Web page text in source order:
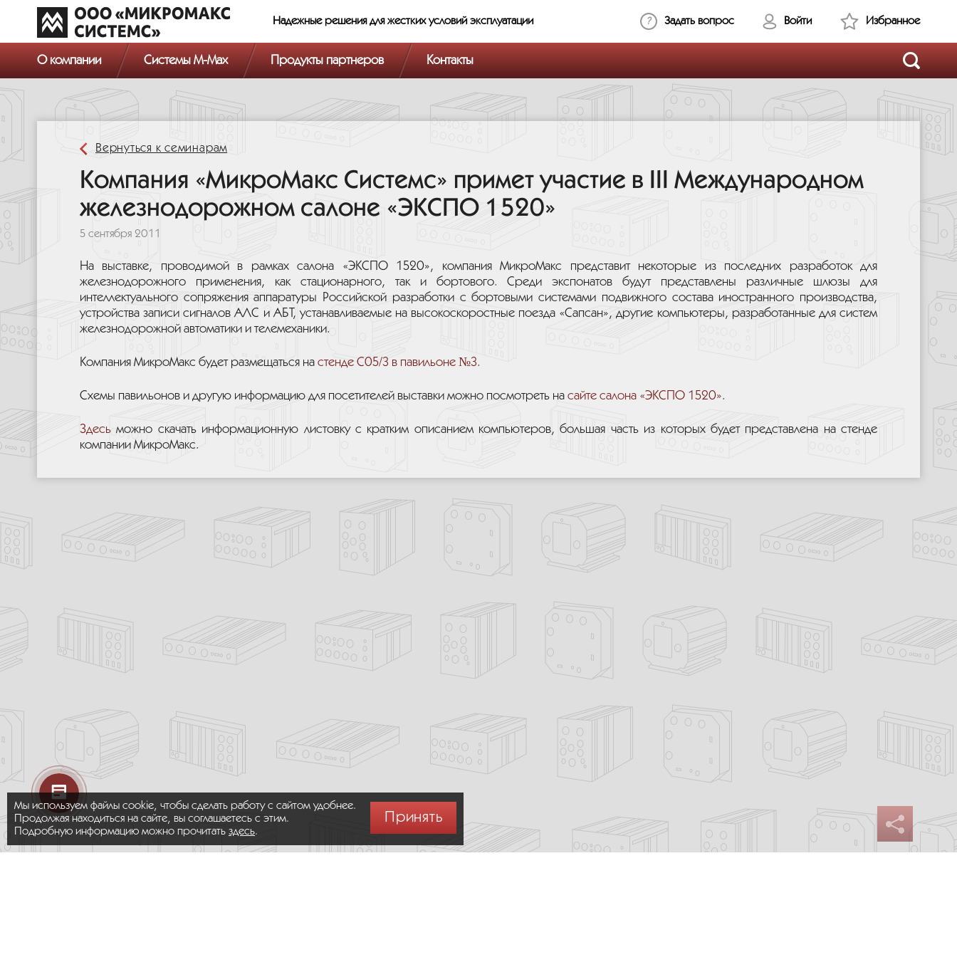
Компания «МикроМакс Системс» примет участие в крупнейшем железнодорожном событии - III Международном железнодорожном салоне «ЭКСПО 1520», который пройдет в подмосковном
городе Щербинка на территории Экспериментального кольца ВНИИЖТ с 7 по 10 сентября 2011 года.
">
Надежные решения для жестких условий эксплуатации Задать вопрос Войти Избранное
О компании Системы M-Max Продукты партнеров Контакты
Вернуться к семинарам
Компания «МикроМакс Системс» примет участие в III Международном
железнодорожном салоне «ЭКСПО 1520»
5 сентября 2011
На выставке, проводимой в рамках салона «ЭКСПО 1520», компания МикроМакс представит некоторые из последних разработок для
железнодорожного применения, как стационарного, так и бортового. Среди экспонатов будут представлены различные шлюзы для
интеллектуального сопряжения аппаратуры Российской разработки с бортовыми системами подвижного состава иностранного производства,
устройства записи сигналов АЛС и АБТ, устанавливаемые на высокоскоростные поезда «Сапсан», другие компьютеры, разработанные для систем
железнодорожной автоматики и телемеханики.
Компания МикроМакс будет размещаться на стенде C05/3 в павильоне №3.
Схемы павильонов и другую информацию для посетителей выставки можно посмотреть на сайте салона «ЭКСПО 1520».
Здесь можно скачать информационную листовку с кратким описанием компьютеров, большая часть из которых будет представлена на стенде
компании МикроМакс.
Мы используем файлы cookie, чтобы сделать работу с сайтом удобнее.
Продолжая находиться на сайте, вы соглашаетесь с этим.
Подробную информацию можно прочитать здесь.
Принять